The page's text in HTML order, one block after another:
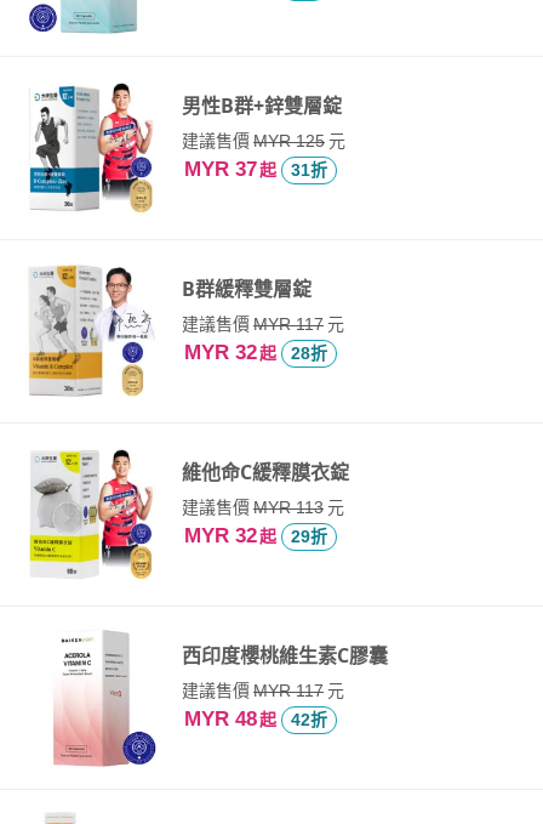
男性B群+鋅雙層錠
建議售價MYR 125元
MYR 37起 31折
B群緩釋雙層錠
建議售價MYR 117元
MYR 32起 28折
維他命C緩釋膜衣錠
建議售價MYR 113元
MYR 32起 29折
西印度櫻桃維生素C膠囊
建議售價MYR 117元
MYR 48起 42折